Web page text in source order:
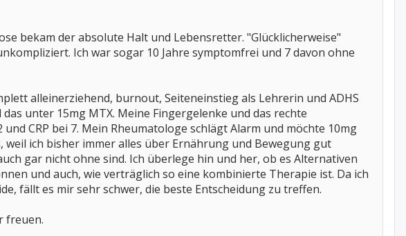
bekam der absolute Halt und Lebensretter. "Glücklicherweise"
Ich war sogar 10 Jahre symptomfrei und 7 davon ohne
alleinerziehend, burnout, Seiteneinstieg als Lehrerin und ADHS
unter 15mg MTX. Meine Fingergelenke und das rechte
CRP bei 7. Mein Rheumatologe schlägt Alarm und möchte 10mg
ich bisher immer alles über Ernährung und Bewegung gut
gar nicht ohne sind. Ich überlege hin und her, ob es Alternativen
und auch, wie verträglich so eine kombinierte Therapie ist. Da ich
fällt es mir sehr schwer, die beste Entscheidung zu treffen.
freuen.